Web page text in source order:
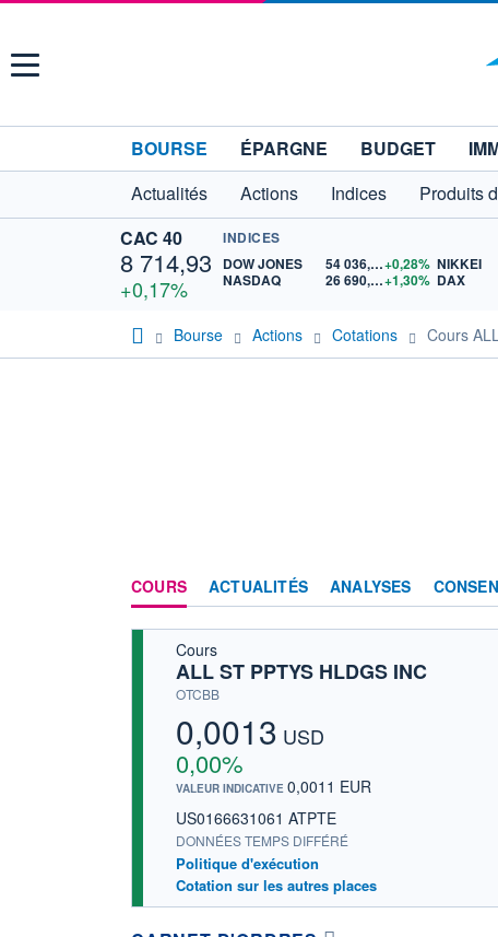
Menu
BOURSE ÉPARGNE BUDGET
Actualités
Actions Indices Produits
CAC 40
8 714,93
+0,17%
INDICES
DOW JONES
54 036,93+0,28%
NASDAQ
26 690,62+1,30%
NIKKEI
DAX
Bourse Actions Cotations Cours
COURS ACTUALITÉS ANALYSES
Cours
ALL ST PPTYS HLDGS INC
OTCBB
0,0013 USD
0,00%
VALEUR INDICATIVE 0,0011 EUR
US0166631061 ATPTE
DONNÉES TEMPS DIFFÉRÉ
Politique d'exécution
Cotation sur les autres places